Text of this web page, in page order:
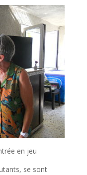
en jeu
se sont